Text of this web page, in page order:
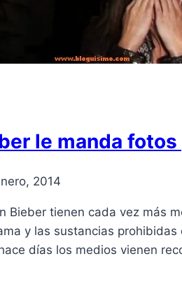
le manda
2014
Bieber tienen cada vez más
y las sustancias
días los medios vienen